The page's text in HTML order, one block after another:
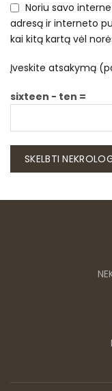
Noriu savo
adresą ir interneto
kai kitą kartą vėl
Įveskite atsakymą
sixteen − ten =